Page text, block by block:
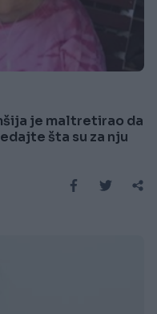
je maltretirao da
šta su za nju